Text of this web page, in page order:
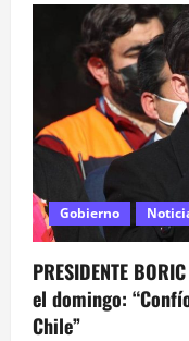
Dura
derrota
en
Expertos
analizan
futuro
de
reformas
y
aseguran
Gobierno
de
Boric
Gobierno
PRESIDENTE
el domingo:
Chile”